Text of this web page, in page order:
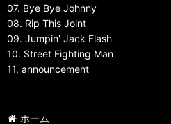
07. Bye Bye Johnny
08. Rip This Joint
09. Jumpin' Jack Flash
10. Street Fighting Man
11. announcement
ホーム